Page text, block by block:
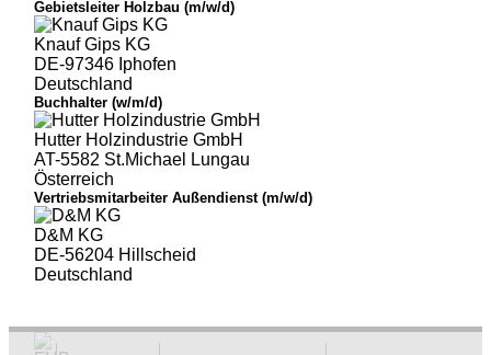
Gebietsleiter Holzbau (m/w/d)
Knauf Gips KG
DE-97346 Iphofen
Deutschland
Buchhalter (w/m/d)
Hutter Holzindustrie GmbH
AT-5582 St.Michael Lungau
Österreich
Vertriebsmitarbeiter Außendienst (m/w/d)
D&M KG
DE-56204 Hillscheid
Deutschland